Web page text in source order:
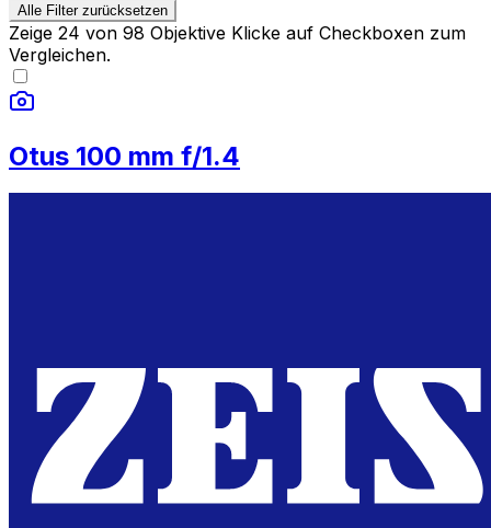
Alle Filter zurücksetzen
Zeige 24 von 98 Objektive Klicke auf Checkboxen zum
Vergleichen.
Otus 100 mm f/1.4